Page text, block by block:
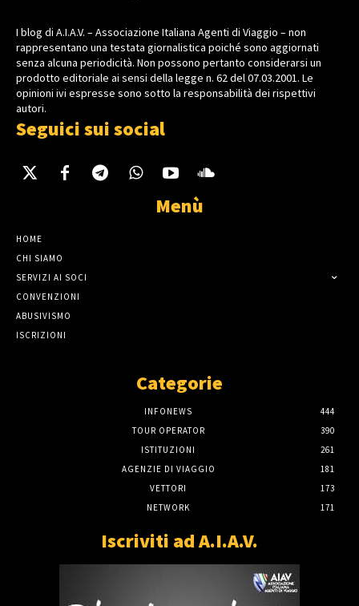
I blog di A.I.A.V. – Associazione Italiana Agenti di Viaggio – non
rappresentano una testata giornalistica poiché sono aggiornati
senza alcuna periodicità. Non possono pertanto considerarsi un
prodotto editoriale ai sensi della legge n. 62 del 07.03.2001. Le
opinioni ivi espresse sono sotto la responsabilità dei rispettivi
autori.
Seguici sui social
Menù
HOME
CHI SIAMO
SERVIZI AI SOCI
CONVENZIONI
ABUSIVISMO
ISCRIZIONI
Categorie
INFONEWS
444
TOUR OPERATOR
390
ISTITUZIONI
261
AGENZIE DI VIAGGIO
181
VETTORI
173
NETWORK
171
Iscriviti ad A.I.A.V.